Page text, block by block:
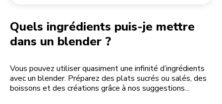
Quels ingrédients puis-je mettre
dans un blender ?
Vous pouvez utiliser quasiment une infinité d’ingrédients
avec un blender. Préparez des plats sucrés ou salés, des
boissons et des créations grâce à nos suggestions...